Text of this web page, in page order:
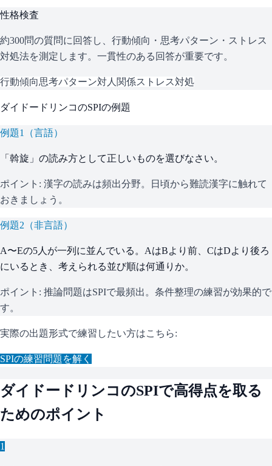
性格検査
約300問の質問に回答し、行動傾向・思考パターン・ストレス
対処法を測定します。一貫性のある回答が重要です。
行動傾向思考パターン対人関係ストレス対処
ダイドードリンコのSPIの例題
例題1 （言語）
「斡旋」の読み方として正しいものを選びなさい。
ポイント: 漢字の読みは頻出分野。日頃から難読漢字に触れて
おきましょう。
例題2 （非言語）
A〜Eの5人が一列に並んでいる。AはBより前、CはDより後ろ
にいるとき、考えられる並び順は何通りか。
ポイント: 推論問題はSPIで最頻出。条件整理の練習が効果的で
す。
実際の出題形式で練習したい方はこちら:
SPIの練習問題を解く
ダイドードリンコのSPIで高得点を取る
ためのポイント
1